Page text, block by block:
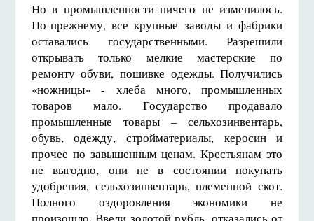
Но в промышленности ничего не изменилось.
По-прежнему, все крупные заводы и фабрики
оставались государственными. Разрешили
открывать только мелкие мастерские по
ремонту обуви, пошивке одежды. Получились
«ножницы» - хлеба много, промышленных
товаров мало. Государство продавало
промышленные товары – сельхозинвентарь,
обувь, одежду, стройматериалы, керосин и
прочее по завышенным ценам. Крестьянам это
не выгодно, они не в состоянии покупать
удобрения, сельхозинвентарь, племенной скот.
Полного оздоровления экономики не